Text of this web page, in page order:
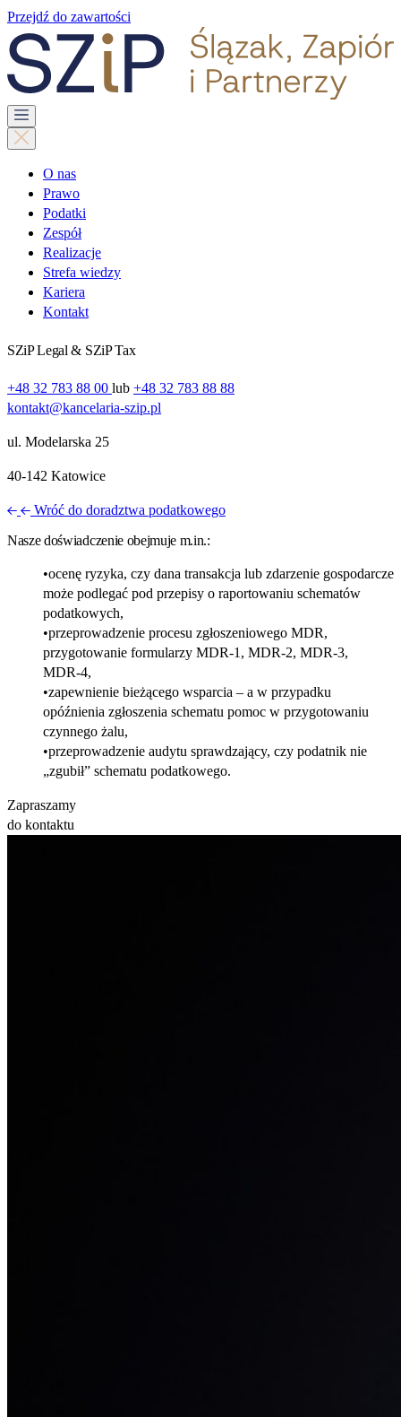
Przejdź do zawartości
O nas
Prawo
Podatki
Zespół
Realizacje
Strefa wiedzy
Kariera
Kontakt
SZiP Legal & SZiP Tax
+48 32 783 88 00 lub +48 32 783 88 88
kontakt@kancelaria-szip.pl
ul. Modelarska 25
40‑142 Katowice
Wróć do doradztwa podatkowego
Nasze doświadczenie obejmuje m.in.:
ocenę ryzyka, czy dana transakcja lub zdarzenie gospodarcze
może podlegać pod przepisy o raportowaniu schematów
podatkowych,
przeprowadzenie procesu zgłoszeniowego MDR,
przygotowanie formularzy MDR‑1, MDR‑2, MDR‑3,
MDR‑4,
zapewnienie bieżącego wsparcia – a w przypadku
opóźnienia zgłoszenia schematu pomoc w przygotowaniu
czynnego żalu,
przeprowadzenie audytu sprawdzający, czy podatnik nie
„zgubił” schematu podatkowego.
Zapraszamy
do kontaktu